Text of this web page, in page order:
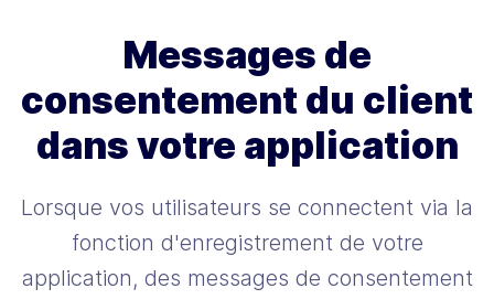
Messages de
consentement du client
dans votre application
Lorsque vos utilisateurs se connectent via la
fonction d'enregistrement de votre
application, des messages de consentement